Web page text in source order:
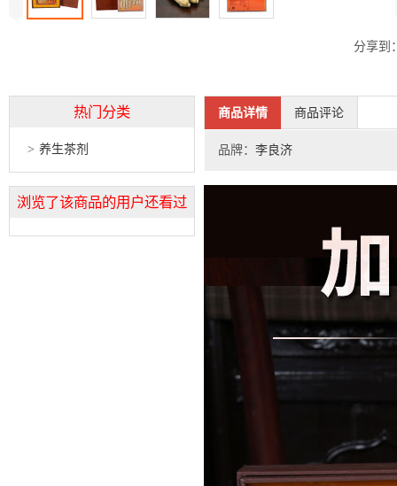
分享到
热门分类
养生茶剂
浏览了该商品的用户还看过
商品详情 商品评论
品牌： 李良济